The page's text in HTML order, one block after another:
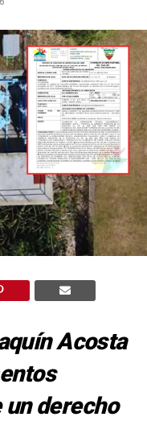
Acosta
derecho